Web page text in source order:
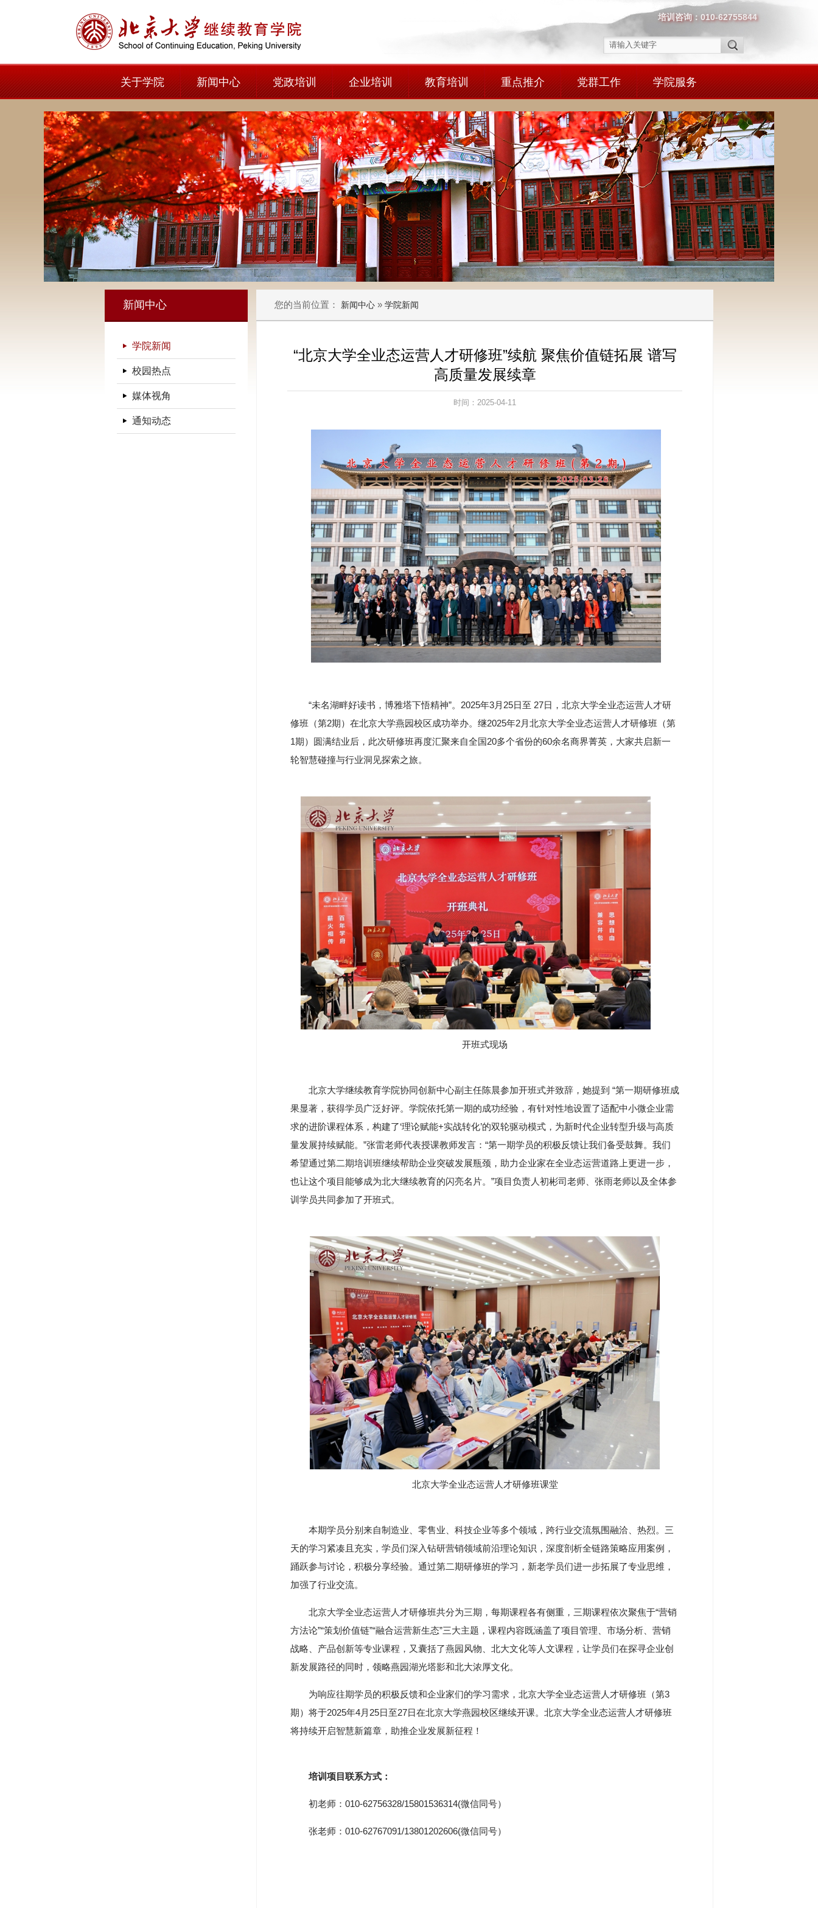
培训咨询：010-62755844
关于学院 新闻中心 党政培训 企业培训 教育培训 重点推介 党群工作 学院服务
新闻中心
学院新闻
校园热点
媒体视角
通知动态
您的当前位置： 新闻中心 » 学院新闻
“北京大学全业态运营人才研修班”续航 聚焦价值链拓展 谱写
高质量发展续章
时间：2025-04-11
“未名湖畔好读书，博雅塔下悟精神”。2025年3月25日至 27日，北京大学全业态运营人才研
修班（第2期）在北京大学燕园校区成功举办。继2025年2月北京大学全业态运营人才研修班（第
1期）圆满结业后，此次研修班再度汇聚来自全国20多个省份的60余名商界菁英，大家共启新一
轮智慧碰撞与行业洞见探索之旅。
开班式现场
北京大学继续教育学院协同创新中心副主任陈晨参加开班式并致辞，她提到 “第一期研修班成
果显著，获得学员广泛好评。学院依托第一期的成功经验，有针对性地设置了适配中小微企业需
求的进阶课程体系，构建了‘理论赋能+实战转化’的双轮驱动模式，为新时代企业转型升级与高质
量发展持续赋能。”张雷老师代表授课教师发言：“第一期学员的积极反馈让我们备受鼓舞。我们
希望通过第二期培训班继续帮助企业突破发展瓶颈，助力企业家在全业态运营道路上更进一步，
也让这个项目能够成为北大继续教育的闪亮名片。”项目负责人初彬司老师、张雨老师以及全体参
训学员共同参加了开班式。
北京大学全业态运营人才研修班课堂
本期学员分别来自制造业、零售业、科技企业等多个领域，跨行业交流氛围融洽、热烈。三
天的学习紧凑且充实，学员们深入钻研营销领域前沿理论知识，深度剖析全链路策略应用案例，
踊跃参与讨论，积极分享经验。通过第二期研修班的学习，新老学员们进一步拓展了专业思维，
加强了行业交流。
北京大学全业态运营人才研修班共分为三期，每期课程各有侧重，三期课程依次聚焦于“营销
方法论”“策划价值链”“融合运营新生态”三大主题，课程内容既涵盖了项目管理、市场分析、营销
战略、产品创新等专业课程，又囊括了燕园风物、北大文化等人文课程，让学员们在探寻企业创
新发展路径的同时，领略燕园湖光塔影和北大浓厚文化。
为响应往期学员的积极反馈和企业家们的学习需求，北京大学全业态运营人才研修班（第3
期）将于2025年4月25日至27日在北京大学燕园校区继续开课。北京大学全业态运营人才研修班
将持续开启智慧新篇章，助推企业发展新征程！
培训项目联系方式：
初老师：010-62756328/15801536314(微信同号）
张老师：010-62767091/13801202606(微信同号）